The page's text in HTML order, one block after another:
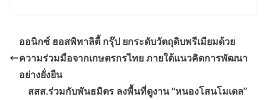
ออนิกซ์ ฮอสพิทาลิตี้ กรุ๊ป ยกระดับวัตถุดิบพรีเมียมด้วย
ความร่วมมือจากเกษตรกรไทย ภายใต้แนวคิดการพัฒนา
อย่างยั่งยืน
สสส.ร่วมกับพันธมิตร ลงพื้นที่ดูงาน “หนองโสนโมเดล”